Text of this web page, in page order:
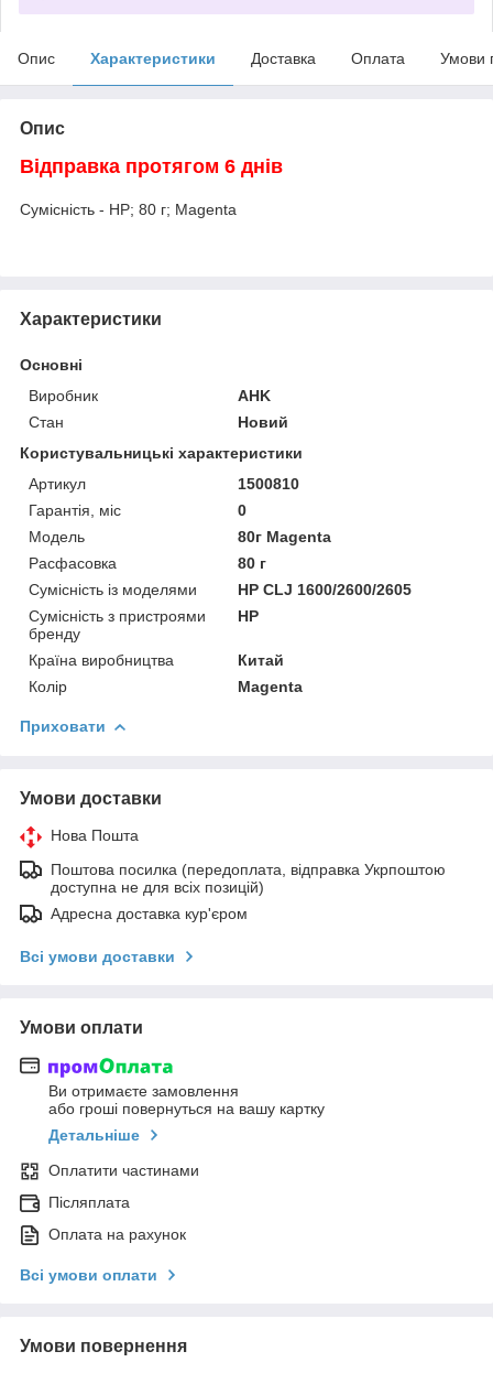
Опис Характеристики Доставка Оплата Умови
Опис
Відправка протягом 6 днів
Сумісність - HP; 80 г; Magenta
Характеристики
Основні
Виробник
AHK
Стан
Новий
Користувальницькі характеристики
Артикул
1500810
Гарантія, міс
0
Мoдель
80г Magenta
Расфасовка
80 г
Сумісність із моделями
HP CLJ 1600/2600/2605
Сумісність з пристроями
бренду
HP
Країна виробництва
Китай
Колір
Magenta
Приховати
Умови доставки
Нова Пошта
Поштова посилка (передоплата, відправка Укрпоштою
доступна не для всіх позицій)
Адресна доставка кур'єром
Всі умови доставки
Умови оплати
Ви отримаєте замовлення
або гроші повернуться на вашу картку
Детальніше
Оплатити частинами
Післяплата
Оплата на рахунок
Всі умови оплати
Умови повернення